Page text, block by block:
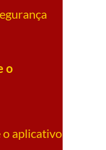
o
o aplicativo